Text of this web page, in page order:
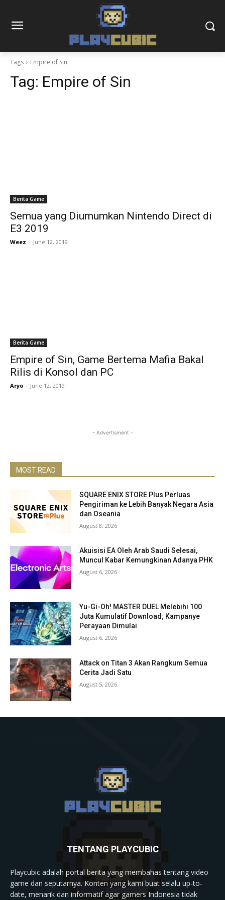
Tags Empire of Sin
Tag: Empire of Sin
Berita Game
Semua yang Diumumkan Nintendo Direct di
E3 2019
Weez - June 12, 2019
Berita Game
Empire of Sin, Game Bertema Mafia Bakal
Rilis di Konsol dan PC
Aryo - June 12, 2019
- Advertisment -
MOST READ
SQUARE ENIX STORE Plus Perluas
Pengiriman ke Lebih Banyak Negara Asia
dan Oseania
August 8, 2026
Akuisisi EA Oleh Arab Saudi Selesai,
Muncul Kabar Kemungkinan Adanya PHK
August 6, 2026
Yu-Gi-Oh! MASTER DUEL Melebihi 100
Juta Kumulatif Download; Kampanye
Perayaan Dimulai
August 6, 2026
Attack on Titan 3 Akan Rangkum Semua
Cerita Jadi Satu
August 5, 2026
TENTANG PLAYCUBIC
Playcubic adalah portal berita yang membahas tentang video
game dan seputarnya. Konten yang kami buat selalu up-to-
date, menarik dan informatif agar gamers Indonesia tidak